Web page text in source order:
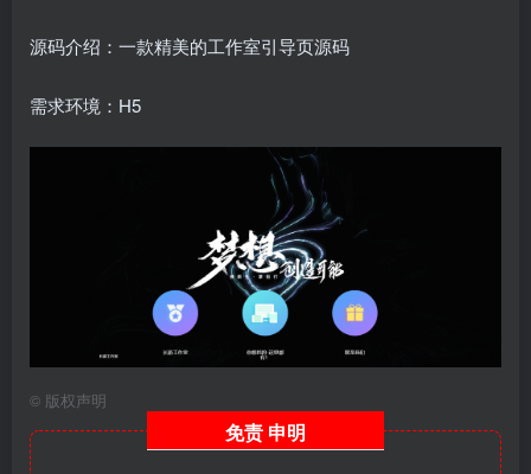
源码介绍：一款精美的工作室引导页源码
需求环境：H5
© 版权声明
免责 申明